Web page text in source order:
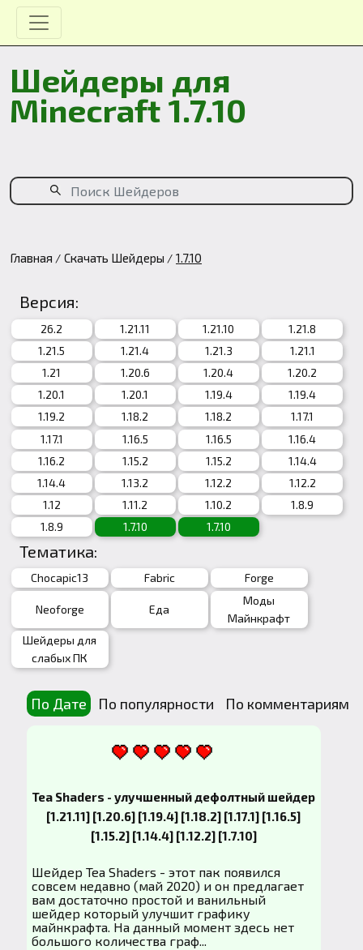
Шейдеры для
Minecraft 1.7.10
Главная Скачать Шейдеры 1.7.10
Версия:
26.2 1.21.11 1.21.10
1.21.8
1.21.5
1.21.4 1.21.3
1.21.1
1.21
1.20.6 1.20.4
1.20.2
1.20.1
1.20.1 1.19.4
1.19.4
1.19.2
1.18.2 1.18.2
1.17.1
1.17.1
1.16.5 1.16.5
1.16.4
1.16.2
1.15.2 1.15.2
1.14.4
1.14.4
1.13.2 1.12.2
1.12.2
1.12
1.11.2 1.10.2
1.8.9
1.8.9
1.7.10 1.7.10
Тематика:
Chocapic13 Fabric Forge
Neoforge Еда
Моды
Майнкрафт
Шейдеры для
слабых ПК
По Дате По популярности По комментариям
Tea Shaders - улучшенный дефолтный шейдер
[1.21.11] [1.20.6] [1.19.4] [1.18.2] [1.17.1] [1.16.5]
[1.15.2] [1.14.4] [1.12.2] [1.7.10]
Шейдер Tea Shaders - этот пак появился
совсем недавно (май 2020) и он предлагает
вам достаточно простой и ванильный
шейдер который улучшит графику
майнкрафта. На данный момент здесь нет
большого количества граф...